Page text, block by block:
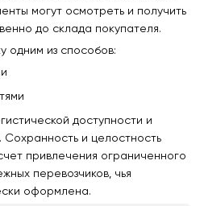
могут осмотреть и получить
до склада покупателя.
одним из способов:
доступности и
Сохранность и целостность
привлечения ограниченного
перевозчиков, чья
оформлена.